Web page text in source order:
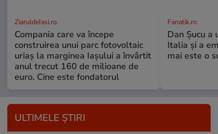
ZiaruldeIasi.ro
Compania care va începe
construirea unui parc fotovoltaic
uriaș la marginea Iașului a învârtit
anul trecut 160 de milioane de
euro. Cine este fondatorul
Fanatik.ro
Dan Șucu a
Italia și a
mai este o
ULTIMELE ȘTIRI